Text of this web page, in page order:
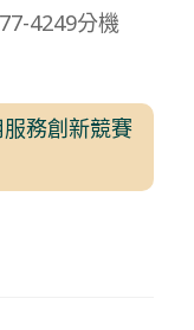
4249分機
務創新競賽